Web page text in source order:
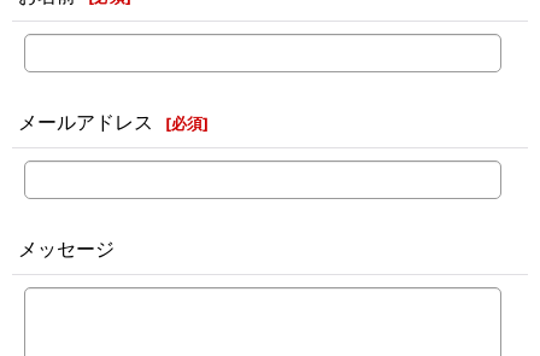
メールアドレス [必須]
メッセージ